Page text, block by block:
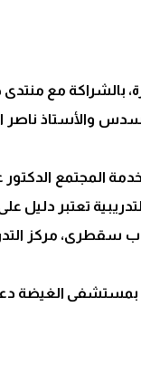
منتدى طلاب سقطرى،
والأستاذ ناصر
المجتمع
تعتبر دليل
مركز
بمستشفى